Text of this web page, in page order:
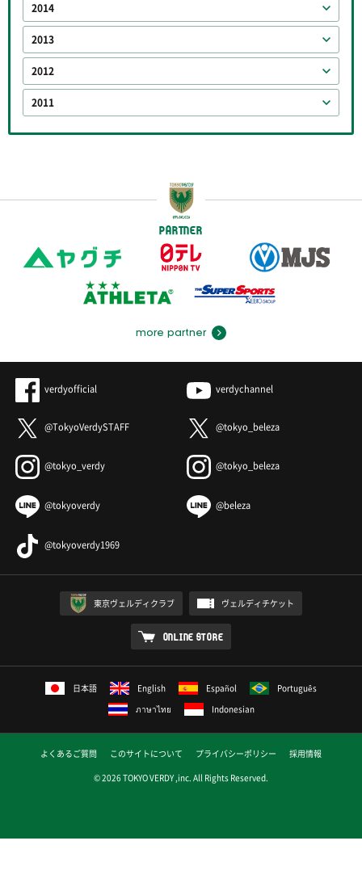
2014
2013
2012
2011
PARTNER
more partner
verdyofficial verdychannel
@TokyoVerdySTAFF @tokyo_beleza
@tokyo_verdy @tokyo_beleza
@tokyoverdy @beleza
@tokyoverdy1969
東京ヴェルディクラブ ヴェルディチケット
ONLINE STORE
日本語 English Español
Português
ภาษาไทย
Indonesian
よくあるご質問 このサイトについて プライバシーポリシー
採用情報
© 2026 TOKYO VERDY ,inc. All Rights Reserved.